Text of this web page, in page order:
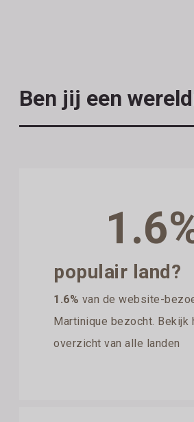
Ben jij een
populair land?
1.6% van de website-
Martinique bezocht. Bekijk
overzicht van alle landen